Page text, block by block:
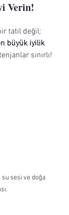
Verin!
tatil değil;
büyük iyilik
sınırlı!
sesi ve doğa